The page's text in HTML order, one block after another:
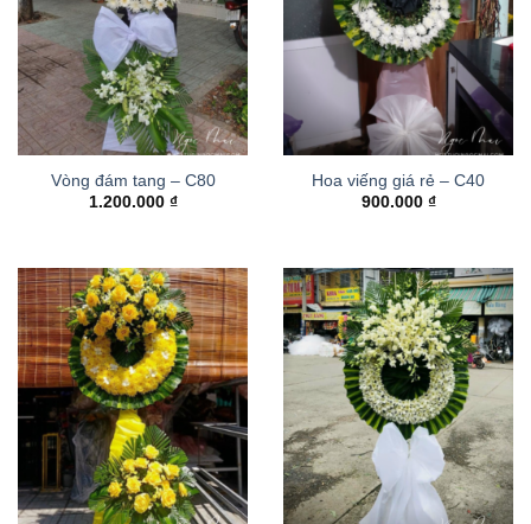
Vòng đám tang – C80
1.200.000 ₫
Hoa viếng giá rẻ – C40
900.000 ₫